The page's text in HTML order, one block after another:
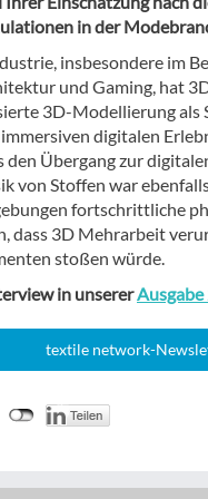
in der
insbesondere im
und Gaming, hat
3D-Modellierung
digitalen
den Übergang zur
von Stoffen war
fortschrittliche
dass 3D Mehrarbeit
stoßen würde.
in unserer
textile network-